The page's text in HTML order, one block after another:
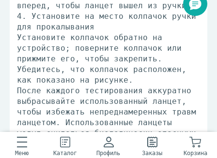
вперед, чтобы ланцет вышел из ручки.
4. Установите на место колпачок ручки
для прокалывания
Установите колпачок обратно на
устройство; поверните колпачок или
прижмите его, чтобы закрепить.
Убедитесь, что колпачок расположен,
как показано на рисунке.
После каждого тестирования аккуратно
выбрасывайте использованный ланцет,
чтобы избежать непреднамеренных травм
ланцетом. Использованные ланцеты
могут считаться биологически опасными
отходами. Класс отходов после
использования - Б. Строго соблюдайте
Меню Каталог Профиль Заказы Корзина